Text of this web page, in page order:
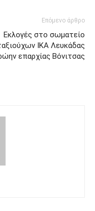
Επόμενο άρθρο
Εκλογές στο σωματείο
ΙΚΑ Λευκάδας
επαρχίας Βόνιτσας